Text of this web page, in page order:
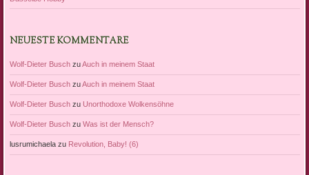
NEUESTE KOMMENTARE
Wolf-Dieter BuschzuAuch in meinem Staat
Wolf-Dieter BuschzuAuch in meinem Staat
Wolf-Dieter Buschzu Unorthodoxe Wolkensöhne
Wolf-Dieter Buschzu Was ist der Mensch?
lusrumichaelazu Revolution, Baby! (6)